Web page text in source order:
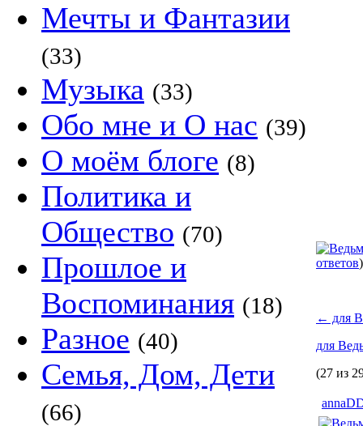
Мечты и Фантазии
(33)
Музыка (33)
Обо мне и О нас (39)
О моём блоге (8)
Политика и
Общество (70)
Прошлое и
Воспоминания (18)
Разное (40)
Семья, Дом, Дети
(66)
ответов)
← для
для
(27 из